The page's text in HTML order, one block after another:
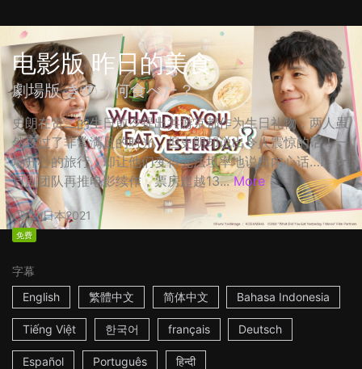
电影版 昨日的美食
劇場版 きのう何食べた？
史朗在贤二的生日前夕提出共游京都作为生日礼物，两人虽
然度过了非常满足的时光，但史朗却说出令人震惊的话！一
场开心的旅行，却让他们变得无法坦率地说出内心话…… ☆
日剧团队再推电影续作，票房超越13... More
2h日本2021
免费
字幕
English
繁體中文 简体中文 Bahasa Indonesia
Tiếng Việt 한국어 français Deutsch
Español Português हिन्दी